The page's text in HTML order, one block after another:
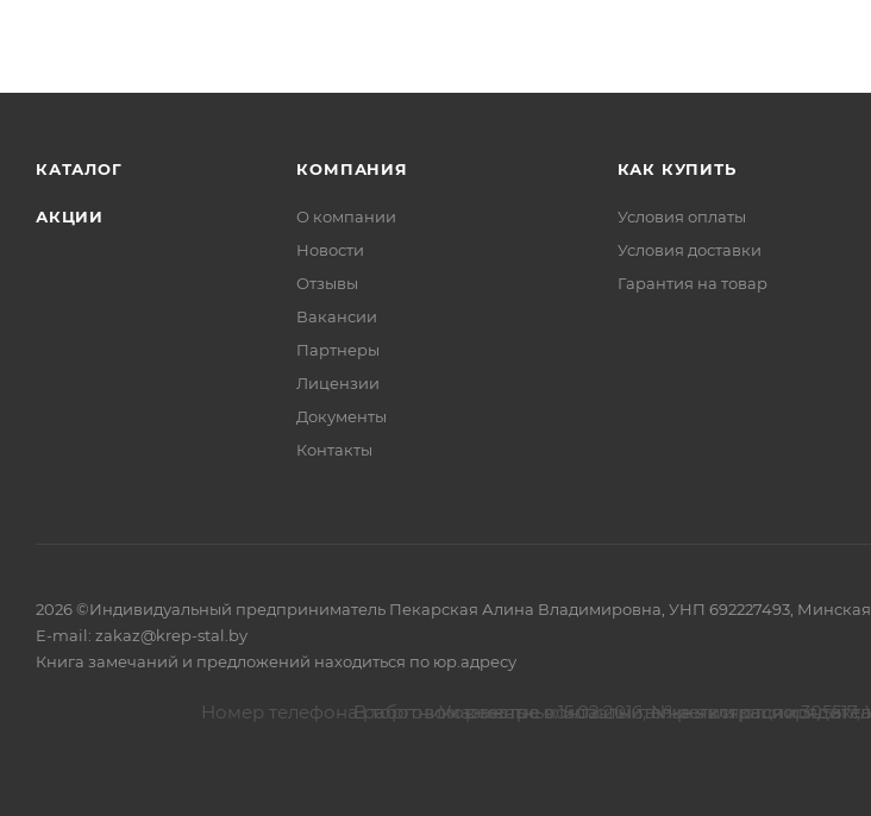
КАТАЛОГ
АКЦИИ
КОМПАНИЯ
О компании
Новости
Отзывы
Вакансии
Партнеры
Лицензии
Документы
Контакты
КАК КУПИТЬ
Условия оплаты
Условия доставки
Гарантия на товар
2026 ©Индивидуальный предприниматель Пекарская Алина Владимировна, УНП 692227493, Минская
E-mail: zakaz@krep-stal.by
Книга замечаний и предложений находиться по юр.адресу
Указанные контакты также являются
В торговом реестре с 15.02.2016, № регистрации